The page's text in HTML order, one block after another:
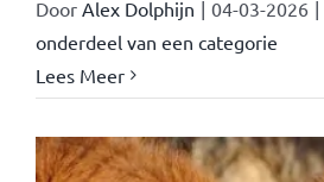
Door Alex Dolphijn | 04-03-2026 |
onderdeel van een categorie
Lees Meer